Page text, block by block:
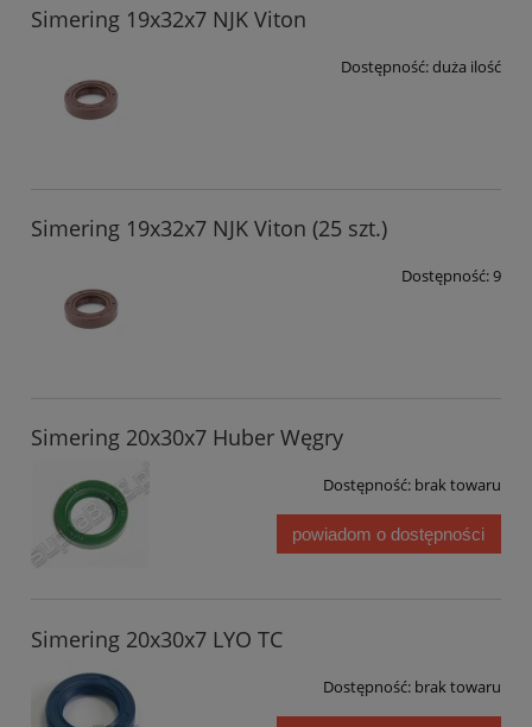
Simering 19x32x7 NJK Viton
Dostępność:duża ilość
Simering 19x32x7 NJK Viton (25 szt.)
Dostępność:9
Simering 20x30x7 Huber Węgry
Dostępność: brak towaru
powiadom o dostępności
Simering 20x30x7 LYO TC
Dostępność: brak towaru